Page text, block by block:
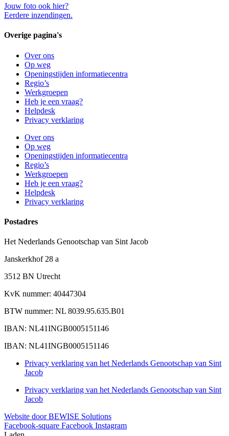
Jouw foto ook hier?
Eerdere inzendingen.
Overige pagina's
Over ons
Op weg
Openingstijden informatiecentra
Regio’s
Werkgroepen
Heb je een vraag?
Helpdesk
Privacy verklaring
Over ons
Op weg
Openingstijden informatiecentra
Regio’s
Werkgroepen
Heb je een vraag?
Helpdesk
Privacy verklaring
Postadres
Het Nederlands Genootschap van Sint Jacob
Janskerkhof 28 a
3512 BN Utrecht
KvK nummer: 40447304
BTW nummer: NL 8039.95.635.B01
IBAN: NL41INGB0005151146
IBAN: NL41INGB0005151146
Privacy verklaring van het Nederlands Genootschap van Sint
Jacob
Privacy verklaring van het Nederlands Genootschap van Sint
Jacob
Website door BEWISE Solutions
Facebook-square Facebook Instagram